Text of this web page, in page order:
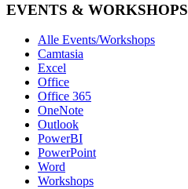
EVENTS & WORKSHOPS
Alle Events/Workshops
Camtasia
Excel
Office
Office 365
OneNote
Outlook
PowerBI
PowerPoint
Word
Workshops